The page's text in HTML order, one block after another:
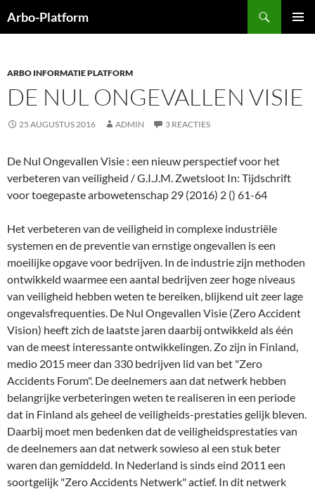
naar
Arbo-Platform
ARBO INFORMATIE PLATFORM
DE NUL ONGEVALLEN VISIE
25 AUGUSTUS 2016 ADMIN 3 REACTIES
De Nul Ongevallen Visie : een nieuw perspectief voor het
verbeteren van veiligheid / G.I.J.M. Zwetsloot In: Tijdschrift
voor toegepaste arbowetenschap 29 (2016) 2 () 61-64
Het verbeteren van de veiligheid in complexe industriële
systemen en de preventie van ernstige ongevallen is een
moeilijke opgave voor bedrijven. In de industrie zijn methoden
ontwikkeld waarmee een aantal bedrijven zeer hoge niveaus
van veiligheid hebben weten te bereiken, blijkend uit zeer lage
ongevalsfrequenties. De Nul Ongevallen Visie (Zero Accident
Vision) heeft zich de laatste jaren daarbij ontwikkeld als één
van de meest interessante ontwikkelingen. Zo zijn in Finland,
medio 2015 meer dan 330 bedrijven lid van bet "Zero
Accidents Forum". De deelnemers aan dat netwerk hebben
belangrijke verbeteringen weten te realiseren in een periode
dat in Finland als geheel de veiligheids-prestaties gelijk bleven.
Daarbij moet men bedenken dat de veiligheidsprestaties van
de deelnemers aan dat netwerk sowieso al een stuk beter
waren dan gemiddeld. In Nederland is sinds eind 2011 een
soortgelijk "Zero Accidents Netwerk" actief. In dit netwerk